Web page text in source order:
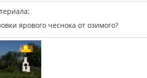
:
ярового чеснока от озимого?